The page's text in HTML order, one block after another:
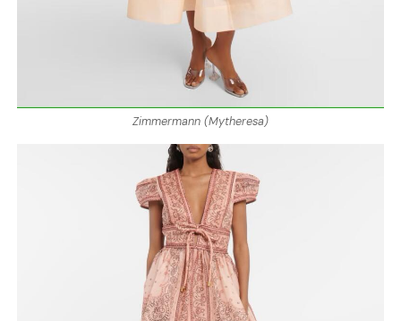
Zimmermann (Mytheresa)